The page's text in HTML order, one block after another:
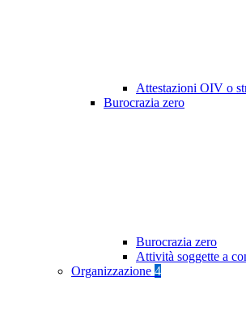
Attestazioni OIV o
Burocrazia zero
Burocrazia zero
Attività soggette a
Organizzazione 4